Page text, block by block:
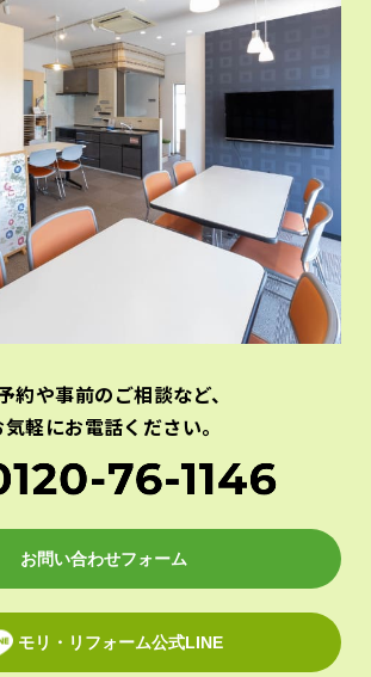
約や事前のご相談など、
気軽にお電話ください。
お問い合わせフォーム
モリ・リフォーム公式LINE